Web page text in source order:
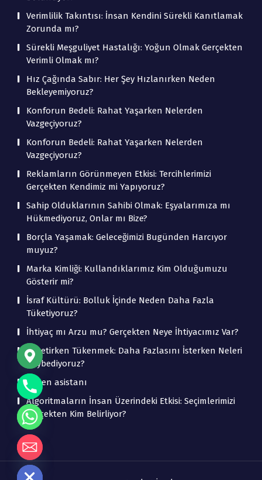
Verimlilik Takıntısı: İnsan Kendini Sürekli Kanıtlamak
Zorunda mı?
Sürekli Meşguliyet Hastalığı: Yoğun Olmak Gerçekten
Verimli Olmak mı?
Hız Çağında Sabır: Her Şey Hızlanırken Neden
Bekleyemiyoruz?
Konforun Bedeli: Rahat Yaşarken Nelerden
Vazgeçiyoruz?
Konforun Bedeli: Rahat Yaşarken Nelerden
Vazgeçiyoruz?
Reklamların Görünmeyen Etkisi: Tercihlerimizi
Gerçekten Kendimiz mi Yapıyoruz?
Sahip Olduklarının Sahibi Olmak: Eşyalarımıza mı
Hükmediyoruz, Onlar mı Bize?
Borçla Yaşamak: Geleceğimizi Bugünden Harcıyor
muyuz?
Marka Kimliği: Kullandıklarımız Kim Olduğumuzu
Gösterir mi?
İsraf Kültürü: Bolluk İçinde Neden Daha Fazla
Tüketiyoruz?
İhtiyaç mı Arzu mu? Gerçekten Neye İhtiyacımız Var?
Tüketirken Tükenmek: Daha Fazlasını İsterken Neleri
Kaybediyoruz?
beden asistanı
Algoritmaların İnsan Üzerindeki Etkisi: Seçimlerimizi
Gerçekten Kim Belirliyor?
chaty